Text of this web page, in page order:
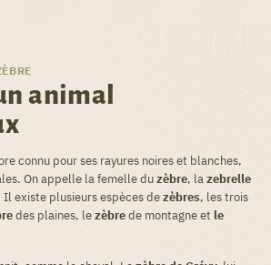
animal
connu pour ses rayures noires et blanches,
On appelle la femelle duzèbre, lazebrelle
Il existe plusieurs espèces dezèbres, les trois
des plaines, lezèbrede montagne et le